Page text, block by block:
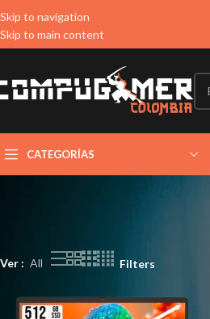
Skip to navigation
Skip to main content
CATEGORÍAS
Ver All Filters